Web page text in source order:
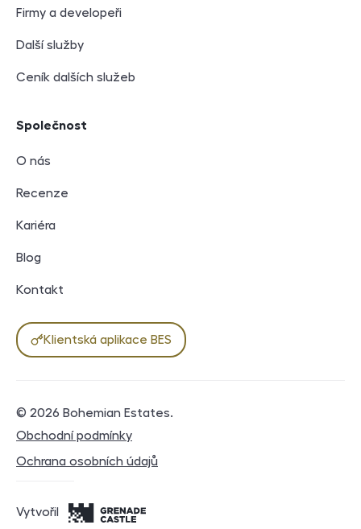
Firmy a developeři
Další služby
Ceník dalších služeb
Společnost
O nás
Recenze
Kariéra
Blog
Kontakt
Klientská aplikace BES
© 2026 Bohemian Estates.
Právní dokumenty
Obchodní podmínky
Ochrana osobních údajů
Vytvořil